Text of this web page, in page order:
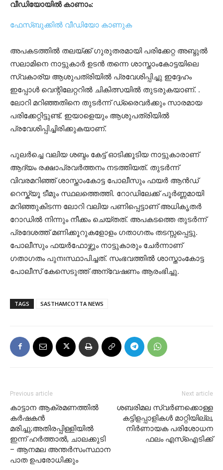
വീഡിയോയിൽ കാണാം:
ഫേസ്ബുക്കിൽ വീഡിയോ കാണുക
അപകടത്തിൽ തലയ്ക്ക് ഗുരുതരമായി പരിക്കേറ്റ അബ്ദുൽ
സലാമിനെ നാട്ടുകാർ ഉടൻ തന്നെ ശാസ്താംകോട്ടയിലെ
സ്വകാര്യ ആശുപത്രിയിൽ പ്രവേശിപ്പിച്ചു ഇദ്ദേഹം
ഇപ്പോൾ വെന്റിലേറ്ററിൽ ചികിത്സയിൽ തുടരുകയാണ്. .
ലോറി മറിഞ്ഞതിനെ തുടർന്ന് ഡ്രൈവർക്കും സാരമായ
പരിക്കേറ്റിട്ടുണ്ട്. ഇയാളെയും ആശുപത്രിയിൽ
പ്രവേശിപ്പിച്ചിരിക്കുകയാണ്.
പുലർച്ചെ വലിയ ശബ്ദം കേട്ട് ഓടിക്കൂടിയ നാട്ടുകാരാണ്
ആദ്യം രക്ഷാപ്രവർത്തനം നടത്തിയത്. തുടർന്ന്
വിവരമറിഞ്ഞ് ശാസ്താംകോട്ട പോലീസും ഫയർ ആൻഡ്
റെസ്ക്യൂ ടീമും സ്ഥലത്തെത്തി. റോഡിലേക്ക് പൂർണ്ണമായി
മറിഞ്ഞുകിടന്ന ലോറി വലിയ പണിപ്പെട്ടാണ് അധികൃതർ
റോഡിൽ നിന്നും നീക്കം ചെയ്തത്. അപകടത്തെ തുടർന്ന്
പ്രദേശത്ത് മണിക്കൂറുകളോളം ഗതാഗതം തടസ്സപ്പെട്ടു.
പോലീസും ഫയർഫോഴ്സും നാട്ടുകാരും ചേർന്നാണ്
ഗതാഗതം പുനഃസ്ഥാപിച്ചത്. സംഭവത്തിൽ ശാസ്താംകോട്ട
പോലീസ് കേസെടുത്ത് അന്വേഷണം ആരംഭിച്ചു.
TAGS SASTHAMCOTTA NEWS
Previous article
കാട്ടാന ആക്രമണത്തിൽ
കർഷകൻ
മരിച്ചു;അതിരപ്പിള്ളിയിൽ
ഇന്ന് ഹർത്താൽ, ചാലക്കുടി
– ആനമല അന്തർസംസ്ഥാന
പാത ഉപരോധിക്കും
Next article
ശബരിമല സ്വര്‍ണക്കൊള്ള
കട്ടിളപ്പാളികള്‍ മാറ്റിയില്ല,
നിര്‍ണായക പരിശോധന
ഫലം എസ്‌ഐടിക്ക്